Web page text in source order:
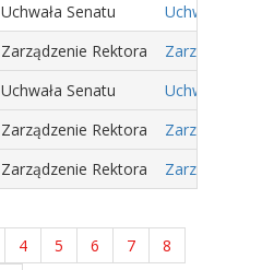
Uchwała Senatu
Uchwała Nr
Zarządzenie Rektora
Zarządzenie
Uchwała Senatu
Uchwała Nr
Zarządzenie Rektora
Zarządzenie
Zarządzenie Rektora Zarządzenie
4 5 6 7
8